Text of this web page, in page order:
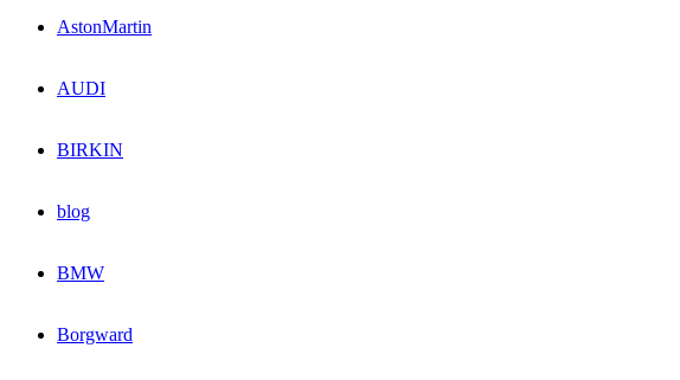
AstonMartin
AUDI
BIRKIN
blog
BMW
Borgward